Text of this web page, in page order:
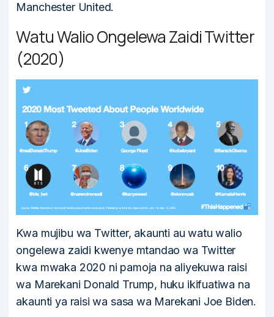
Manchester United.
Watu Walio Ongelewa Zaidi Twitter
(2020)
Kwa mujibu wa Twitter, akaunti au watu walio
ongelewa zaidi kwenye mtandao wa Twitter
kwa mwaka 2020 ni pamoja na aliyekuwa raisi
wa Marekani Donald Trump, huku ikifuatiwa na
akaunti ya raisi wa sasa wa Marekani Joe Biden.